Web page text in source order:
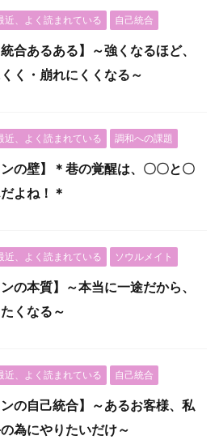
近、よく読まれている 自己統合
統合あるある】～強くなるほど、
く・崩れにくくなる～
近、よく読まれている 調和への課題
ンの壁】＊巷の覚醒は、〇〇と〇
よね！＊
近、よく読まれている ソウルメイト
ンの本質】～本当に一途だから、
くなる～
近、よく読まれている 自己統合
ンの自己統合】～あるお客様、私
為にやりたいだけ～